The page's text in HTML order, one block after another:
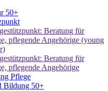
50+
Beratung für
pflegende Angehörige (young
Beratung für
pflegende Angehörige
Pflege
Bildung 50+